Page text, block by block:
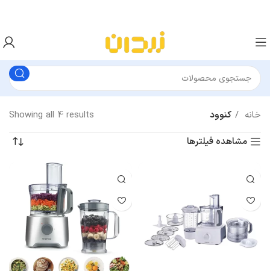
خانه کنوود
Showing all 4 results
مشاهده فیلترها